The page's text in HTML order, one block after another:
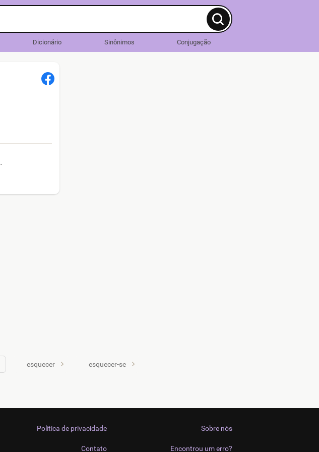
Dicionário Sinônimos Conjugação
.
esquecer esquecer-se
Sobre nós
Encontrou um erro?
Política de privacidade
Contato